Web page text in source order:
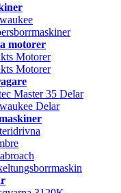
motorer
Motorer
Motorer
Master 35 Delar
Delar